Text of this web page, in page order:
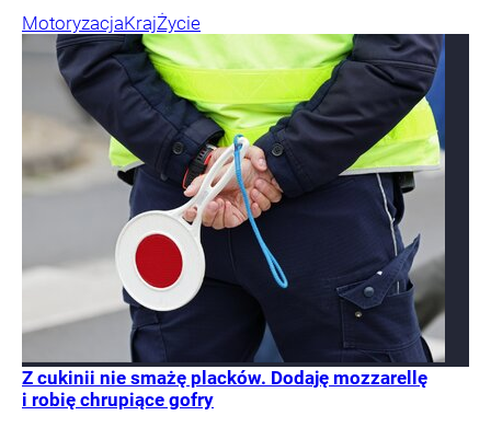
MotoryzacjaKrajŻycie
Z cukinii nie smażę placków. Dodaję mozzarellę
i robię chrupiące gofry